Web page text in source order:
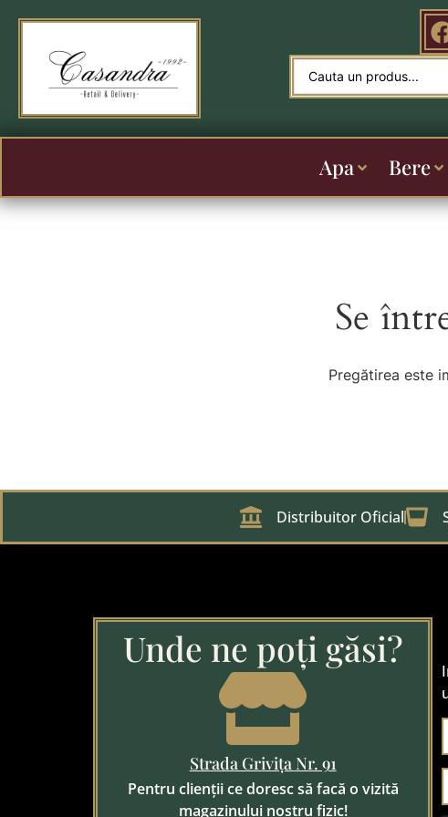
Apa Bere
Se
Pregătirea este
Distribuitor Oficial
Unde ne poți găsi?
Strada Grivița Nr. 91
Pentru clienții ce doresc să facă o vizită
magazinului nostru fizic!